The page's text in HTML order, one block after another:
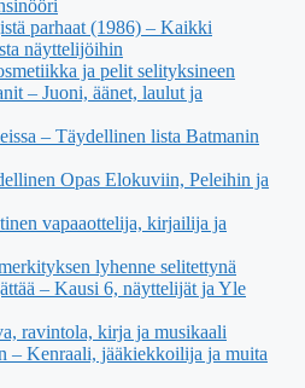
parhaat (1986) – Kaikki
näyttelijöihin
ja pelit selityksineen
– Juoni, äänet, laulut ja
– Täydellinen lista Batmanin
Opas Elokuviin, Peleihin ja
vapaaottelija, kirjailija ja
lyhenne selitettynä
– Kausi 6, näyttelijät ja Yle
ravintola, kirja ja musikaali
– Kenraali, jääkiekkoilija ja muita